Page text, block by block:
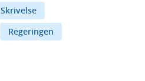
Skrivelse
Regeringen